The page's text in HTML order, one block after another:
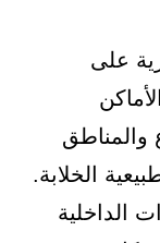
على
والمناطق
الخلابة.
الداخلية